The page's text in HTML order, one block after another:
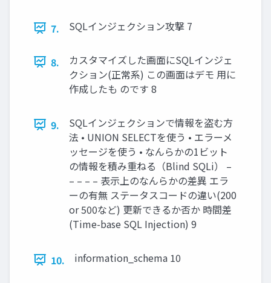
7. SQLインジェクション攻撃 7
8.
カスタマイズした画面にSQLインジェ
クション(正常系) この画面はデモ 用に
作成したも のです 8
9.
SQLインジェクションで情報を盗む方
法 • UNION SELECTを使う • エラーメ
ッセージを使う • なんらかの1ビット
の情報を積み重ねる（Blind SQLi） –
– – – – 表示上のなんらかの差異 エラ
ーの有無 ステータスコードの違い(200
or 500など) 更新できるか否か 時間差
(Time-base SQL Injection) 9
10. information_schema 10